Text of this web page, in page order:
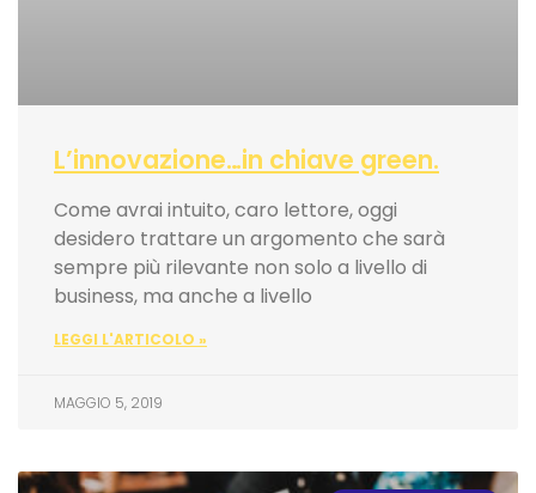
L’innovazione…in chiave green.
Come avrai intuito, caro lettore, oggi
desidero trattare un argomento che sarà
sempre più rilevante non solo a livello di
business, ma anche a livello
LEGGI L'ARTICOLO »
MAGGIO 5, 2019